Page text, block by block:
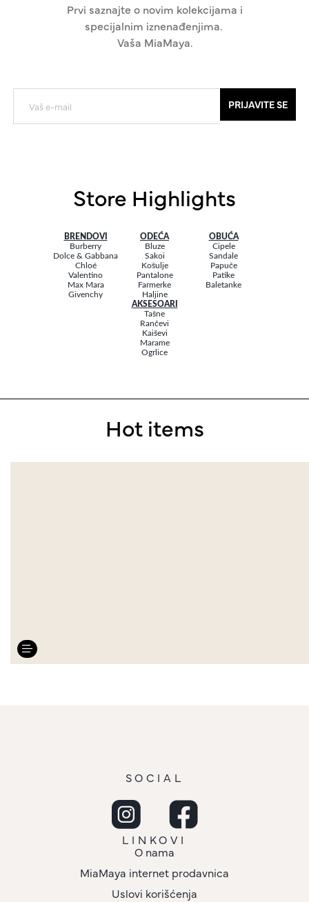
Prvi saznajte o novim kolekcijama i
specijalnim iznenađenjima.
Vaša MiaMaya.
PRIJAVITE SE
Store Highlights
BRENDOVI
Burberry
Dolce & Gabbana
Chloé
Valentino
Max Mara
Givenchy
ODEĆA
Bluze
Sakoi
Košulje
Pantalone
Farmerke
Haljine
OBUĆA
Cipele
Sandale
Papuče
Patike
Baletanke
AKSESOARI
Tašne
Rančevi
Kaiševi
Marame
Ogrlice
Hot items
LINKOVI
O nama
MiaMaya internet prodavnica
Uslovi korišćenja
SOCIAL